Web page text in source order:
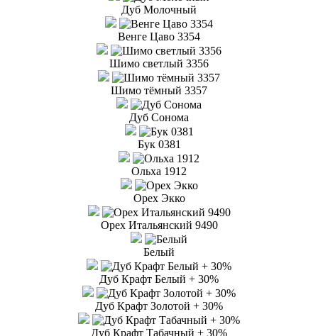
Дуб Молочный
Венге Цаво 3354
Шимо светлый 3356
Шимо тёмный 3357
Дуб Сонома
Бук 0381
Ольха 1912
Орех Экко
Орех Итальянский 9490
Белый
Дуб Крафт Белый + 30%
Дуб Крафт Золотой + 30%
Дуб Крафт Табачный + 30%